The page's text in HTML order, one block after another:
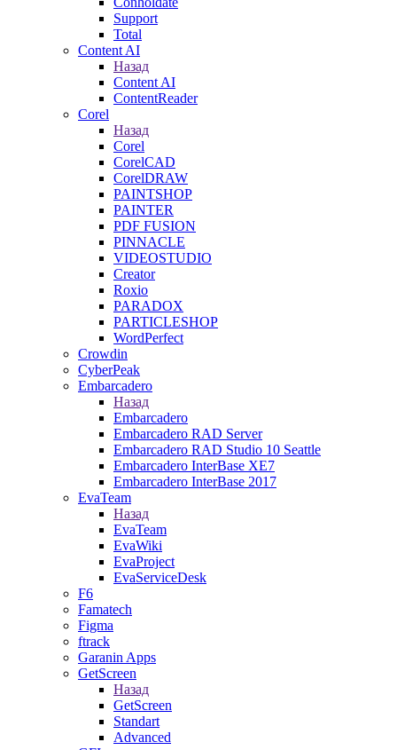
Support
Total
Content AI
Назад
Content AI
ContentReader
Corel
Назад
Corel
CorelCAD
CorelDRAW
PAINTSHOP
PAINTER
PDF FUSION
PINNACLE
VIDEOSTUDIO
Creator
Roxio
PARADOX
PARTICLESHOP
WordPerfect
Crowdin
CyberPeak
Embarcadero
Назад
Embarcadero
Embarcadero RAD Server
Embarcadero RAD Studio 10 Seattle
Embarcadero InterBase XE7
Embarcadero InterBase 2017
EvaTeam
Назад
EvaTeam
EvaWiki
EvaProject
EvaServiceDesk
F6
Famatech
Figma
ftrack
Garanin Apps
GetScreen
Назад
GetScreen
Standart
Advanced